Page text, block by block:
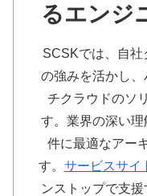
るエンジ
SCSKでは、自社
の強みを活かし
チクラウドのソ
す。業界の深い
件に最適なアー
す。 サービスサイ
ンストップで支